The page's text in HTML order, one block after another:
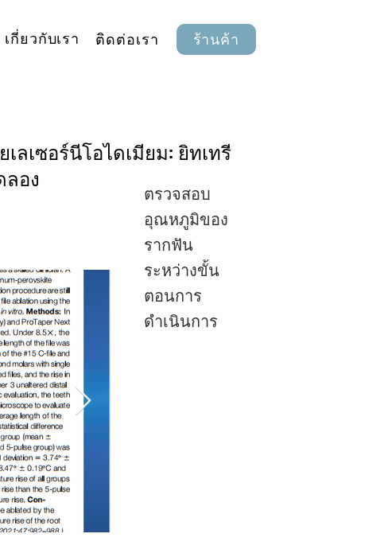
เกี่ยวกับเรา ติดต่อเรา ร้านค้า
เซอร์นีโอไดเมียม: ยิทเทรี
อง
ตรวจสอบ
อุณหภูมิของ
รากฟัน
ระหว่างขั้น
ตอนการ
ดำเนินการ